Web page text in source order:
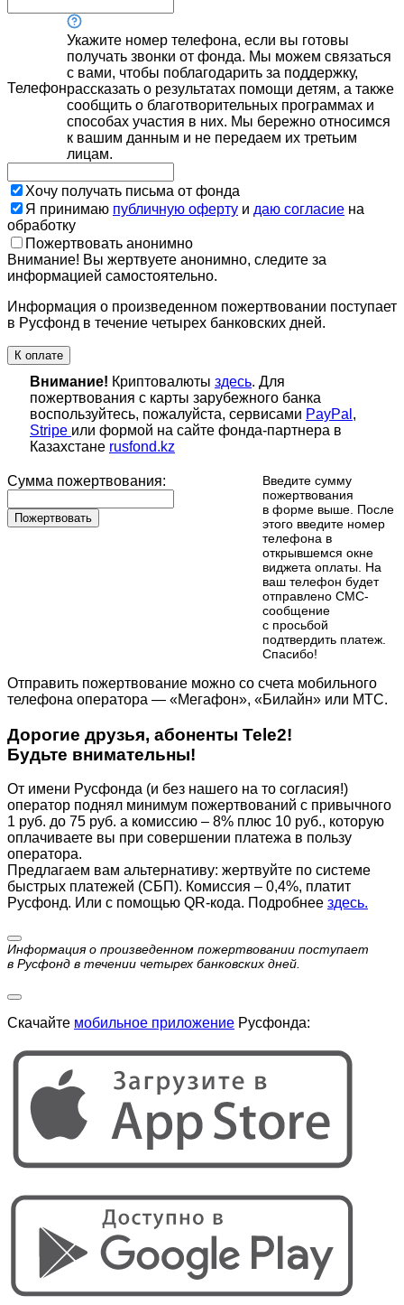
Телефон
Укажите номер телефона, если вы готовы
получать звонки от фонда. Мы можем связаться
с вами, чтобы поблагодарить за поддержку,
рассказать о результатах помощи детям, а также
сообщить о благотворительных программах и
способах участия в них. Мы бережно относимся
к вашим данным и не передаем их третьим
лицам.
Хочу получать письма от фонда
Я принимаю публичную оферту и даю согласие на
обработку
Пожертвовать анонимно
Внимание! Вы жертвуете анонимно, следите за
информацией самостоятельно.
Информация о произведенном пожертвовании поступает
в Русфонд в течение четырех банковских дней.
К оплате
Внимание! Криптовалюты здесь. Для
пожертвования с карты зарубежного банка
воспользуйтесь, пожалуйста, сервисами PayPal ,
Stripe или формой на сайте фонда-партнера в
Казахстане rusfond.kz
Сумма пожертвования:
Пожертвовать
Введите сумму
пожертвования
в форме выше. После
этого введите номер
телефона в
открывшемся окне
виджета оплаты. На
ваш телефон будет
отправлено СМС-
сообщение
с просьбой
подтвердить платеж.
Cпасибо!
Отправить пожертвование можно со счета мобильного
телефона оператора — «Мегафон», «Билайн» или МТС.
Дорогие друзья, абоненты Tele2!
Будьте внимательны!
От имени Русфонда (и без нашего на то согласия!)
оператор поднял минимум пожертвований с привычного
1 руб. до 75 руб. а комиссию – 8% плюс 10 руб., которую
оплачиваете вы при совершении платежа в пользу
оператора.
Предлагаем вам альтернативу: жертвуйте по cистеме
быстрых платежей (СБП). Комиссия – 0,4%, платит
Русфонд. Или с помощью QR-кода. Подробнее здесь.
Информация о произведенном пожертвовании поступает
в Русфонд в течении четырех банковских дней.
Скачайте мобильное приложение Русфонда: